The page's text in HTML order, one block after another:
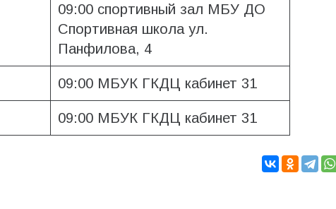
09:00 спортивный зал МБУ ДО
Спортивная школа ул.
Панфилова, 4
09:00 МБУК ГКДЦ кабинет 31
09:00 МБУК ГКДЦ кабинет 31